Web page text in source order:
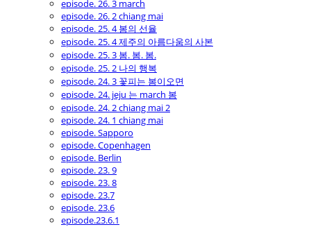
episode. 26. 3 march
episode. 26. 2 chiang mai
episode. 25. 4 봄의 선율
episode. 25. 4 제주의 아름다움의 사본
episode. 25. 3 봄. 봄. 봄.
episode. 25. 2 나의 행복
episode. 24. 3 꽃피는 봄이오면
episode. 24. jeju 는 march 봄
episode. 24. 2 chiang mai 2
episode. 24. 1 chiang mai
episode. Sapporo
episode. Copenhagen
episode. Berlin
episode. 23. 9
episode. 23. 8
episode. 23.7
episode. 23.6
episode.23.6.1